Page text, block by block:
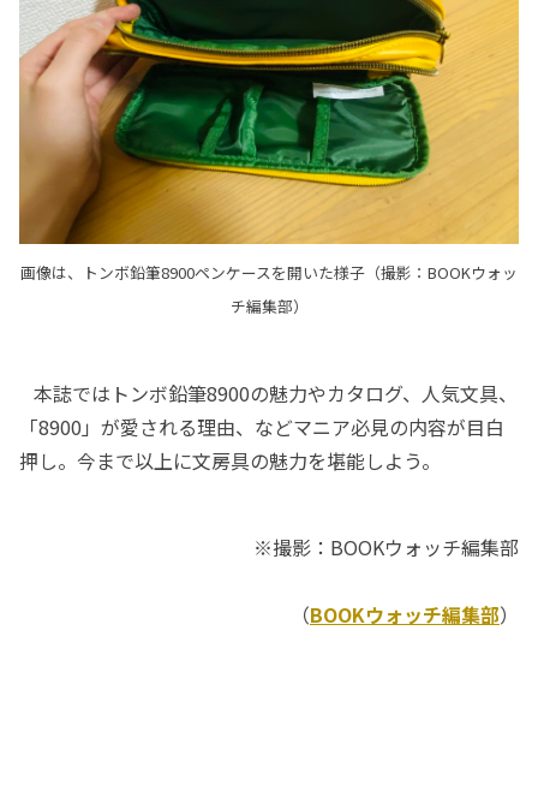
画像は、トンボ鉛筆8900ペンケースを開いた様子（撮影：BOOKウォッ
チ編集部）
本誌ではトンボ鉛筆8900の魅力やカタログ、人気文具、
「8900」が愛される理由、などマニア必見の内容が目白
押し。今まで以上に文房具の魅力を堪能しよう。
※撮影：BOOKウォッチ編集部
（BOOKウォッチ編集部）